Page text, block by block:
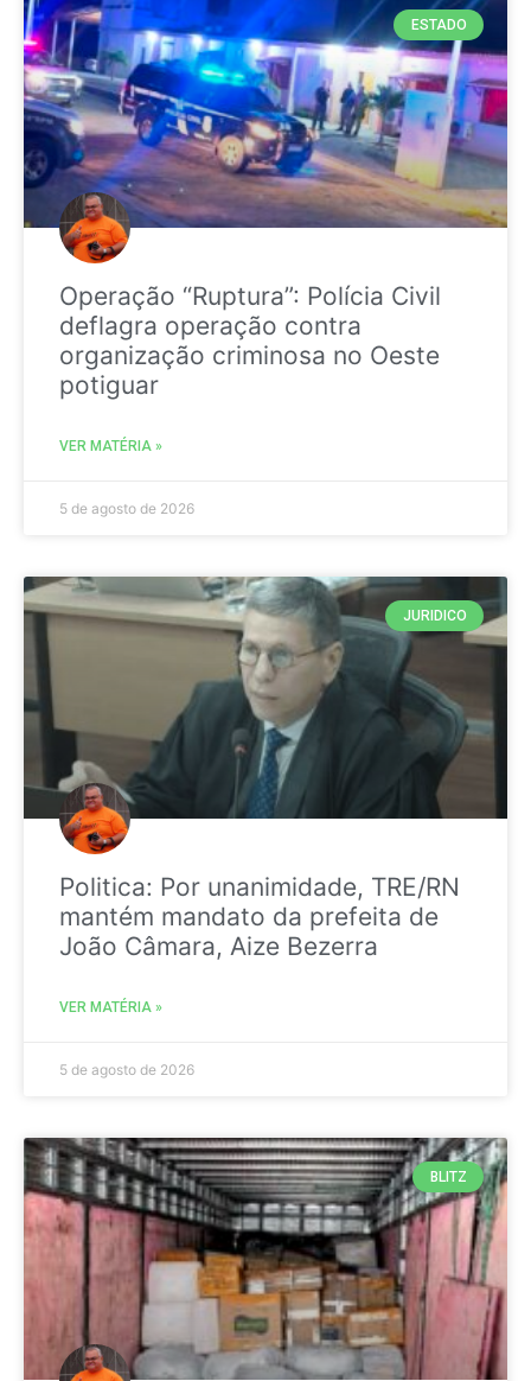
ESTADO
Operação “Ruptura”: Polícia Civil
deflagra operação contra
organização criminosa no Oeste
potiguar
VER MATÉRIA »
5 de agosto de 2026
JURIDICO
Politica: Por unanimidade, TRE/RN
mantém mandato da prefeita de
João Câmara, Aize Bezerra
VER MATÉRIA »
5 de agosto de 2026
BLITZ